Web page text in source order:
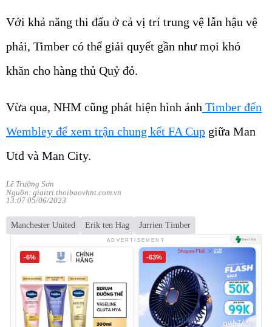
Với khả năng thi đấu ở cả vị trí trung vệ lẫn hậu vệ
phải, Timber có thể giải quyết gần như mọi khó
khăn cho hàng thủ Quỷ đỏ.
Vừa qua, NHM cũng phát hiện hình ảnh Timber đến
Wembley để xem trận chung kết FA Cup giữa Man
Utd và Man City.
Lê Trường Sơn
Nguồn: giaitri.thoibaovhnt.com.vn
13:07 05/06/2023
Manchester United Erik ten Hag Jurrien Timber
ADVERTISEMENT
-6% -63%